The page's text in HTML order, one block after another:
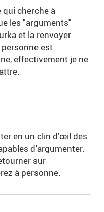
cherche à
les "arguments"
et la renvoyer
est
effectivement je ne
en un clin d'œil des
d'argumenter.
sur
à personne.